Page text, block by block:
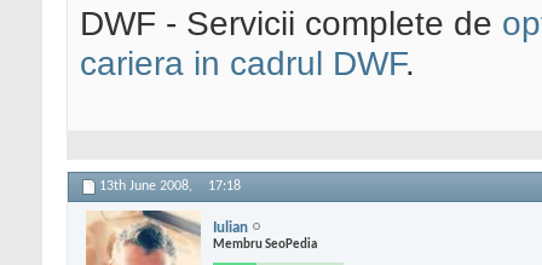
DWF - Servicii complete de
cariera in cadrul DWF.
13th June 2008, 17:18
Iulian
Membru SeoPedia